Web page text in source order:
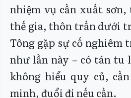
nhiệm vụ cần xuất sơn,
thế gia, thôn trấn dưới
Tông gặp sự cố nghiêm
như lần này – có tán tu
không hiểu quy củ,
minh, đuổi đi nếu cần.